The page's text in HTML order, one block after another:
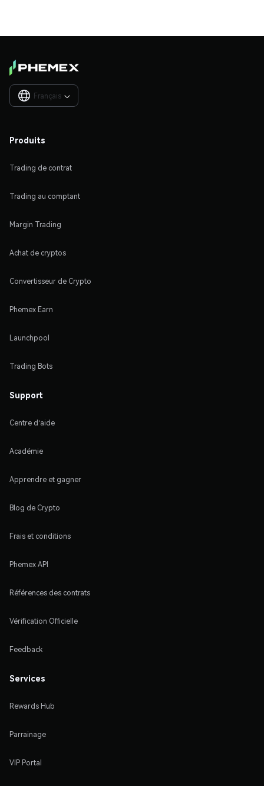
Français 
Produits
Trading de contrat
Trading au comptant
Margin Trading
Achat de cryptos
Convertisseur de Crypto
Phemex Earn
Launchpool
Trading Bots
Support
Centre d'aide
Académie
Apprendre et gagner
Blog de Crypto
Frais et conditions
Phemex API
Références des contrats
Vérification Officielle
Feedback
Services
Rewards Hub
Parrainage
VIP Portal